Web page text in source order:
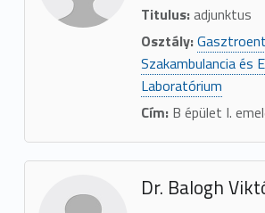
Titulus:adjunktus
Osztály:
Szakambulancia és
Laboratórium
Cím:B épület I.
Dr. Balogh